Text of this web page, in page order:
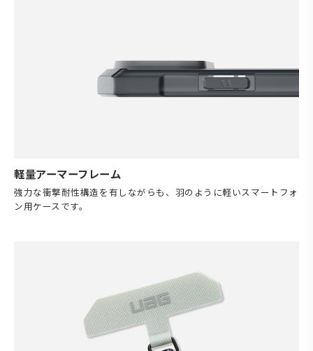
軽量アーマーフレーム
強力な衝撃耐性構造を有しながらも、羽のように軽いスマートフォ
ン用ケースです。